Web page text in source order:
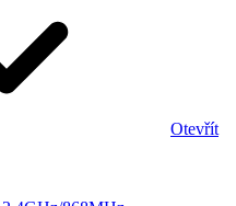
Otevřít